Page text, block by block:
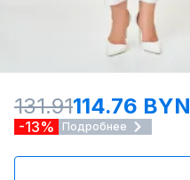
131.91114.76 BYN
-13% Подробнее